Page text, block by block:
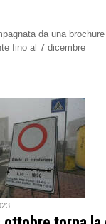
da una
fino al 7 dicembre